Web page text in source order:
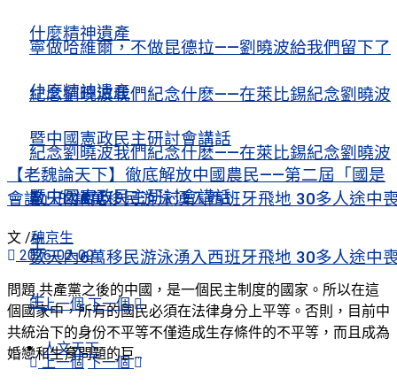
什麼精神遺產
紀念劉曉波我們紀念什麽——在萊比錫紀念劉曉波
暨中國憲政民主研討會講話
數天內6萬移民游泳湧入西班牙飛地 30多人途中
生
上一個 下一個
人文天下
寧做哈維爾，不做昆德拉——劉曉波給我們留下了
什麼精神遺產
紀念劉曉波我們紀念什麽——在萊比錫紀念劉曉波
暨中國憲政民主研討會講話
數天內6萬移民游泳湧入西班牙飛地 30多人途中
生
上一個 下一個
【老魏論天下】徹底解放中國農民——第二屆「國是
會議」的講話
文 /魏京生
2026-02-09
問題 共產黨之後的中國，是一個民主制度的國家。所以在這
個國家中，所有的國民必須在法律身分上平等。否則，目前中
共統治下的身份不平等不僅造成生存條件的不平等，而且成為
婚戀和生育問題的巨...